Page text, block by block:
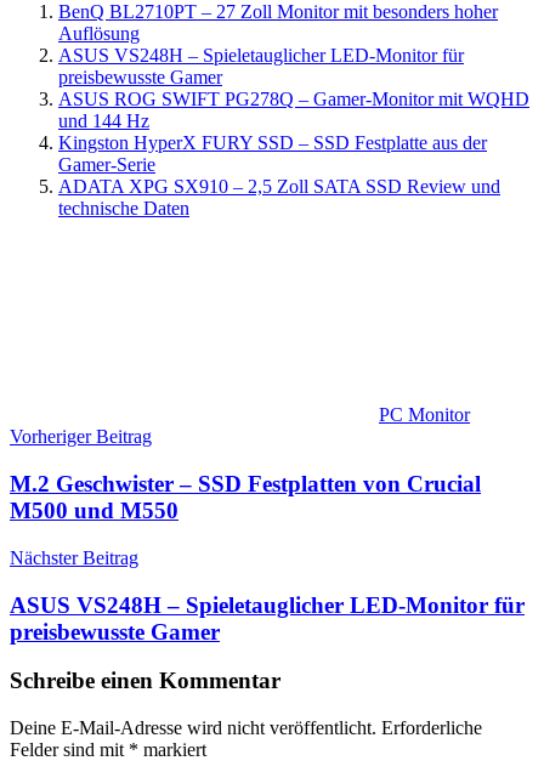
BenQ BL2710PT – 27 Zoll Monitor mit besonders hoher
Auflösung
ASUS VS248H – Spieletauglicher LED-Monitor für
preisbewusste Gamer
ASUS ROG SWIFT PG278Q – Gamer-Monitor mit WQHD
und 144 Hz
Kingston HyperX FURY SSD – SSD Festplatte aus der
Gamer-Serie
ADATA XPG SX910 – 2,5 Zoll SATA SSD Review und
technische Daten
PC Monitor
Beitragsnavigation
Vorheriger Beitrag
M.2 Geschwister – SSD Festplatten von Crucial
M500 und M550
Nächster Beitrag
ASUS VS248H – Spieletauglicher LED-Monitor für
preisbewusste Gamer
Schreibe einen Kommentar
Deine E-Mail-Adresse wird nicht veröffentlicht. Erforderliche
Felder sind mit * markiert